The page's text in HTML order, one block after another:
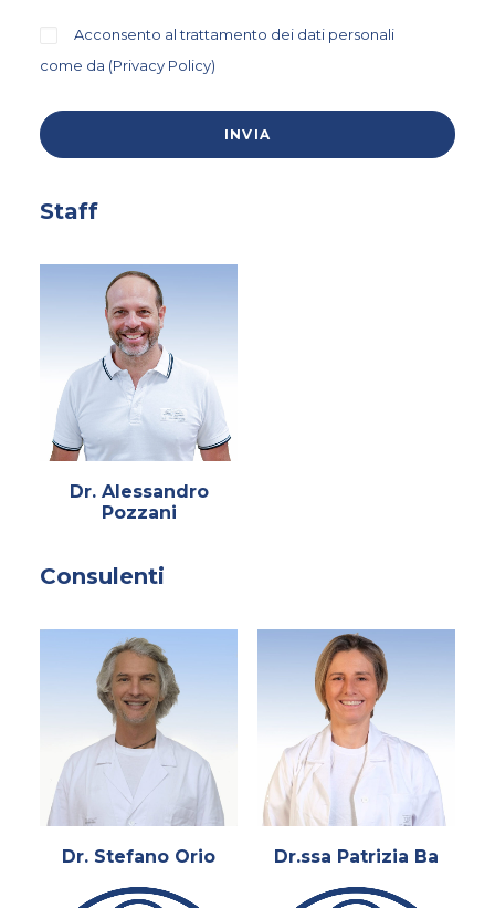
Acconsento al trattamento dei dati personali
come da (Privacy Policy)
Staff
Dr. Alessandro
Pozzani
Consulenti
Dr. Stefano Orio Dr.ssa Patrizia Ba